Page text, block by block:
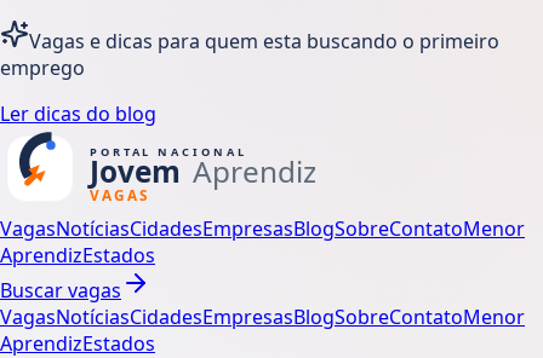
Vagas e dicas para quem esta buscando o primeiro
emprego
Ler dicas do blog
VagasNotíciasCidadesEmpresasBlogSobreContatoMenor
AprendizEstados
Buscar vagas
VagasNotíciasCidadesEmpresasBlogSobreContatoMenor
AprendizEstados